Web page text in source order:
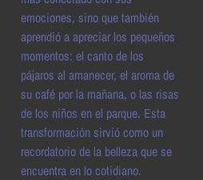
emociones, sino que también
aprendió a apreciar los pequeños
momentos: el canto de los
pájaros al amanecer, el aroma de
su café por la mañana, o las risas
de los niños en el parque. Esta
transformación sirvió como un
recordatorio de la belleza que se
encuentra en lo cotidiano.